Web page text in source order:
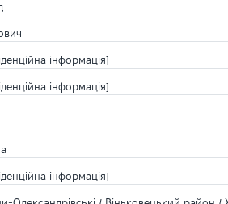
інформація]
інформація]
інформація]